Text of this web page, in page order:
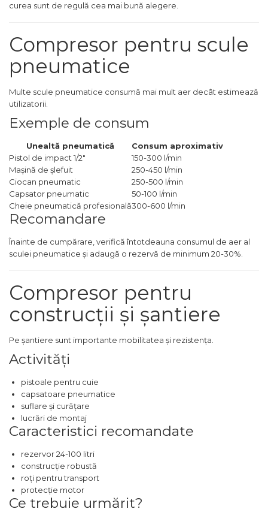
Scule Unelte Accesorii
Roata de Masurat
Lacate & Incuietori
Scripete Manual
Banc de lucru – tamplarie
Transpalet / carucior
Perie de Sarma
Capsator Manual
Poansoane Cifre & Litere
Adaptor Unghiular
Bormasina
Nicovala fierarie
Chei
Echipamente de Lucru &
Protectia Muncii
Pistol Spuma Poliuretanica
Pistol Silicon (Tub de
Silicon)
Termometru Infrarosu
tamplarie si alte domenii
Carlige de Ridicare
Dispozitive de Taiat si
Manipulat Sticla
curea sunt de regulă cea mai bună alegere.
Compresor pentru scule
pneumatice
Multe scule pneumatice consumă mai mult aer decât estimează
utilizatorii.
Exemple de consum
Unealtă pneumatică
Consum aproximativ
Pistol de impact 1/2"
150-300 l/min
Mașină de șlefuit
250-450 l/min
Ciocan pneumatic
250-500 l/min
Capsator pneumatic
50-100 l/min
Cheie pneumatică profesională300-600 l/min
Recomandare
Înainte de cumpărare, verifică întotdeauna consumul de aer al
sculei pneumatice și adaugă o rezervă de minimum 20-30%.
Compresor pentru
construcții și șantiere
Pe șantiere sunt importante mobilitatea și rezistența.
Activități
pistoale pentru cuie
capsatoare pneumatice
suflare și curățare
lucrări de montaj
Caracteristici recomandate
rezervor 24-100 litri
construcție robustă
roți pentru transport
protecție motor
Ce trebuie urmărit?